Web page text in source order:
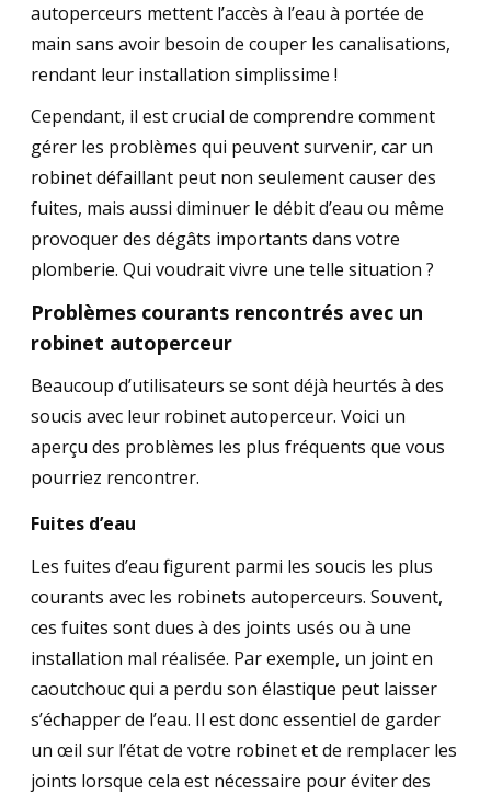
en
problème
avec
un
autoperceurs mettent l’accès à l’eau à portée de
main sans avoir besoin de couper les canalisations,
rendant leur installation simplissime !
Cependant, il est crucial de comprendre comment
gérer les problèmes qui peuvent survenir, car un
robinet défaillant peut non seulement causer des
fuites, mais aussi diminuer le débit d’eau ou même
provoquer des dégâts importants dans votre
plomberie. Qui voudrait vivre une telle situation ?
Problèmes courants rencontrés avec un
robinet autoperceur
Beaucoup d’utilisateurs se sont déjà heurtés à des
soucis avec leur robinet autoperceur. Voici un
aperçu des problèmes les plus fréquents que vous
pourriez rencontrer.
Fuites d’eau
Les fuites d’eau figurent parmi les soucis les plus
courants avec les robinets autoperceurs. Souvent,
ces fuites sont dues à des joints usés ou à une
installation mal réalisée. Par exemple, un joint en
caoutchouc qui a perdu son élastique peut laisser
s’échapper de l’eau. Il est donc essentiel de garder
un œil sur l’état de votre robinet et de remplacer les
joints lorsque cela est nécessaire pour éviter des